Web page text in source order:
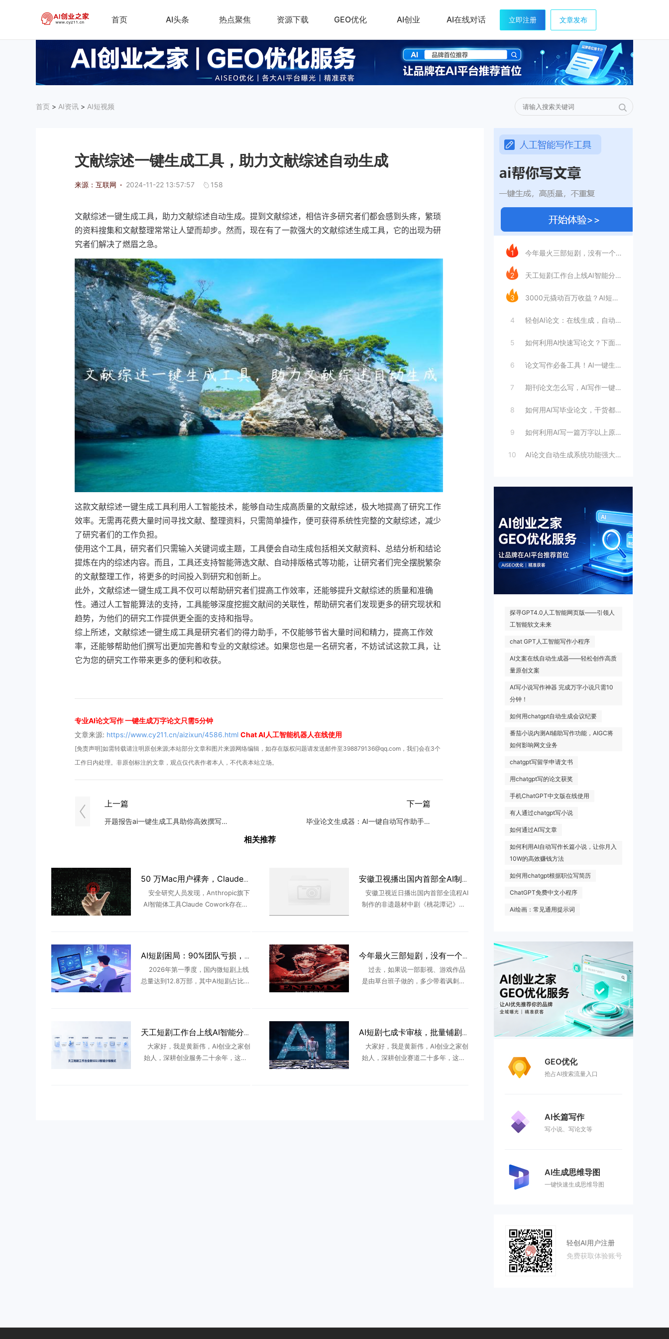
首页 AI头条 热点聚焦 资源下载 GEO优化 AI创业 AI在线对话 立即注册 文章发布
首页 > AI资讯 > AI短视频
今日推荐
1 今年最火三部短剧，没有一个“正经团队”
2 天工短剧工作台上线AI智能分镜，普通人做
3 3000元撬动百万收益？AI短剧是否是靠
4 轻创AI论文：在线生成，自动完成毕业论文
5 如何利用AI快速写论文？下面这个方法教你
6 论文写作必备工具！AI一键生成万字论文，
7 期刊论文怎么写，AI写作一键生成！三分钟
8 如何用AI写毕业论文，干货都在这里
9 如何利用AI写一篇万字以上原创论文（步骤
10 AI论文自动生成系统功能强大，一键出稿，
探寻GPT4.0人工智能网页版——引领人
工智能软文未来
chat GPT人工智能写作小程序
AI文案在线自动生成器——轻松创作高质
量原创文案
AI写小说写作神器 完成万字小说只需10
分钟！
如何用chatgpt自动生成会议纪要
番茄小说内测AI辅助写作功能，AIGC将
如何影响网文业务
chatgpt写留学申请文书
用chatgpt写的论文获奖
手机ChatGPT中文版在线使用
有人通过chatgpt写小说
如何通过AI写文章
如何利用AI自动写作长篇小说，让你月入
10W的高效赚钱方法
如何用chatgpt根据职位写简历
ChatGPT免费中文小程序
Ai绘画：常见通用提示词
GEO优化
抢占AI搜索流量入口
AI长篇写作
写小说、写论文等
AI生成思维导图
一键快速生成思维导图
轻创AI用户注册
免费获取体验账号
文献综述一键生成工具，助力文献综述自动生成
来源：互联网 · 2024-11-22 13:57:57 158
文献综述一键生成工具，助力文献综述自动生成。提到文献综述，相信许多研究者们都会感到头疼，繁琐
的资料搜集和文献整理常常让人望而却步。然而，现在有了一款强大的文献综述生成工具，它的出现为研
究者们解决了燃眉之急。
这款文献综述一键生成工具利用人工智能技术，能够自动生成高质量的文献综述，极大地提高了研究工作
效率。无需再花费大量时间寻找文献、整理资料，只需简单操作，便可获得系统性完整的文献综述，减少
了研究者们的工作负担。
使用这个工具，研究者们只需输入关键词或主题，工具便会自动生成包括相关文献资料、总结分析和结论
提炼在内的综述内容。而且，工具还支持智能筛选文献、自动排版格式等功能，让研究者们完全摆脱繁杂
的文献整理工作，将更多的时间投入到研究和创新上。
此外，文献综述一键生成工具不仅可以帮助研究者们提高工作效率，还能够提升文献综述的质量和准确
性。通过人工智能算法的支持，工具能够深度挖掘文献间的关联性，帮助研究者们发现更多的研究现状和
趋势，为他们的研究工作提供更全面的支持和指导。
综上所述，文献综述一键生成工具是研究者们的得力助手，不仅能够节省大量时间和精力，提高工作效
率，还能够帮助他们撰写出更加完善和专业的文献综述。如果您也是一名研究者，不妨试试这款工具，让
它为您的研究工作带来更多的便利和收获。
专业AI论文写作 一键生成万字论文只需5分钟
文章来源: https://www.cy211.cn/aizixun/4586.html Chat AI人工智能机器人在线使用
[免责声明]如需转载请注明原创来源;本站部分文章和图片来源网络编辑，如存在版权问题请发送邮件至398879136@qq.com，我们会在3个
工作日内处理。非原创标注的文章，观点仅代表作者本人，不代表本站立场。
上一篇
开题报告ai一键生成工具助你高效撰写开题报告
下一篇
毕业论文生成器：AI一键自动写作助手软件
相关推荐
50 万Mac用户裸奔，Claude智能体爆沙箱逃逸漏洞可读写任意文件
安全研究人员发现，Anthropic旗下
AI智能体工具Claude Cowork存在严
安徽卫视播出国内首部全AI制作非遗剧《桃花潭记》，AIGC剧集登陆上星平台
安徽卫视近日播出国内首部全流程AI
制作的非遗题材中剧《桃花潭记》，
AI短剧困局：90%团队亏损，2026年产能过剩
2026年第一季度，国内微短剧上线
总量达到12.8万部，其中AI短剧占比超
今年最火三部短剧，没有一个“正经团队”
过去，如果说一部影视、游戏作品
是由草台班子做的，多少带着讽刺意
戏 ...
天工短剧工作台上线AI智能分镜，普通人做短剧不再靠运气
大家好，我是黄新伟，AI创业之家创
始人，深耕创业服务二十余年，这两
AI短剧七成卡审核，批量铺剧时代落幕
大家好，我是黄新伟，AI创业之家创
始人，深耕创业赛道二十多年，这两